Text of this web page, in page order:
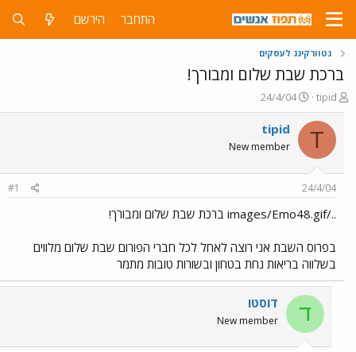
התחבר הירשם
נטוורקינג לעסקים
ברכת שבת שלום ומבורך!
פ
ו
ת
ח
ה
ש
tipid
פ
ו
ר
24/4/04
T
tipid
New member
24/4/04
#1
../images/Emo48.gif ברכת שבת שלום ומבורך!
בפרוס השבת אני רוצה לאחל לכל חברי הפורום שבת שלום מלווים
בשלווה בריאות נחת בטחון ובשורות טובות מתמר
ד דוסטו
New member